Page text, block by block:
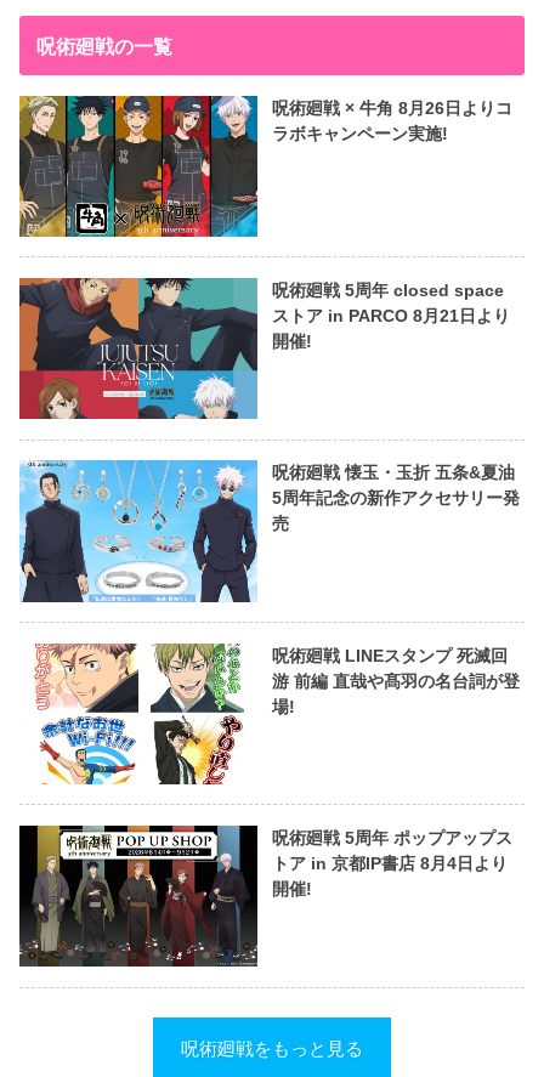
呪術廻戦の一覧
呪術廻戦 × 牛角 8月26日よりコ
ラボキャンペーン実施!
呪術廻戦 5周年 closed space
ストア in PARCO 8月21日より
開催!
呪術廻戦 懐玉・玉折 五条&夏油
5周年記念の新作アクセサリー発
売
呪術廻戦 LINEスタンプ 死滅回
游 前編 直哉や髙羽の名台詞が登
場!
呪術廻戦 5周年 ポップアップス
トア in 京都IP書店 8月4日より
開催!
呪術廻戦をもっと見る